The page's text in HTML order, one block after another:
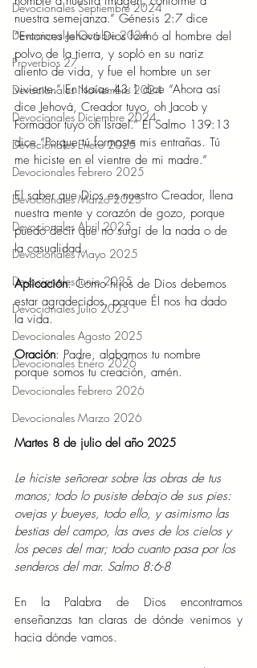
Devocionales Septiembre 2024
Devocionales Octubre 2024
Proverbios 27
Devocionales Noviembre 2024
Devocionales Diciembre 2024
Devocionales Enero 2025
Devocionales Febrero 2025
Devocionales Marzo 2025
Devocionales Abril 2025
Devocionales Mayo 2025
Devocionales Junio 2025
Devocionales Julio 2025
Devocionales Agosto 2025
Devocionales Enero 2026
Devocionales Febrero 2026
Devocionales Marzo 2026
nuestra semejanza.” Génesis 2:7 dice
“Entonces Jehová Dios formó al hombre del
polvo de la tierra, y sopló en su nariz
aliento de vida, y fue el hombre un ser
viviente.” En Isaías 43:1 dice “Ahora así
dice Jehová, Creador tuyo, oh Jacob y
Formador tuyo oh Israel.” El Salmo 139:13
dice “Porque tú formaste mis entrañas. Tú
me hiciste en el vientre de mi madre.”
El saber que Dios es nuestro Creador, llena
nuestra mente y corazón de gozo, porque
puedo decir que no surgí de la nada o de
la casualidad.
Aplicación: Como hijos de Dios debemos
estar agradecidos, porque Él nos ha dado
la vida.
Oración: Padre, alabamos tu nombre
porque somos tu creación, amén.
Martes 8 de julio del año 2025
Le hiciste señorear sobre las obras de tus
manos; todo lo pusiste debajo de sus pies:
ovejas y bueyes, todo ello, y asimismo las
bestias del campo, las aves de los cielos y
los peces del mar; todo cuanto pasa por los
senderos del mar. Salmo 8:6-8
En la Palabra de Dios encontramos
enseñanzas tan claras de dónde venimos y
hacia dónde vamos.